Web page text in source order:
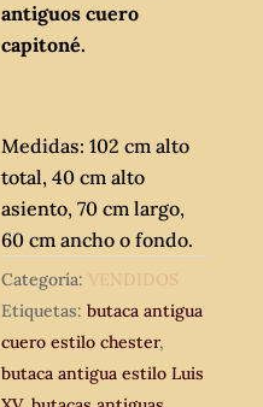
antiguos cuero
capitoné.
Medidas: 102 cm alto
total, 40 cm alto
asiento, 70 cm largo,
60 cm ancho o fondo.
Categoría: VENDIDOS
Etiquetas:butaca antigua
cuero estilo chester,
butaca antigua estilo Luis